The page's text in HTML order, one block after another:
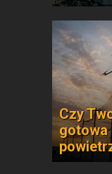
Czy
gotowa